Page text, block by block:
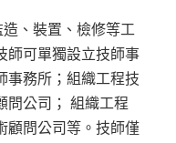
大管道，為國家遴選優秀
，不僅提供了更多來自於
會，更滿足了國家適才唯